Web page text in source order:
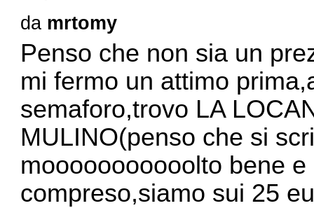
da mrtomy
Penso che non sia un
mi fermo un attimo
semaforo,trovo LA
MULINO(penso che si
mooooooooooolto bene
compreso,siamo sui 25